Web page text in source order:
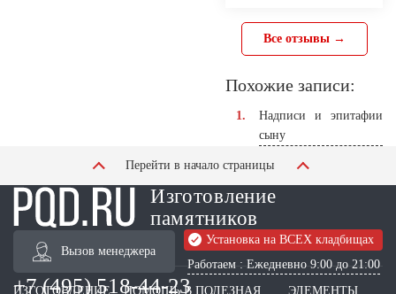
Все отзывы →
Похожие записи:
Надписи и эпитафии
сыну
Перейти в начало страницы
Изготовление
памятников
Вызов менеджера
Установка на ВСЕХ кладбищах
Работаем : Ежедневно 9:00 до 21:00
+7 (495) 518-44-23
ИЗГОТОВЛЕНИЕ ПОМОЩЬ В ПОЛЕЗНАЯ ЭЛЕМЕНТЫ